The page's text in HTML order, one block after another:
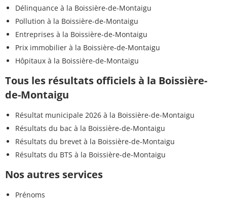
Délinquance à la Boissière-de-Montaigu
Pollution à la Boissière-de-Montaigu
Entreprises à la Boissière-de-Montaigu
Prix immobilier à la Boissière-de-Montaigu
Hôpitaux à la Boissière-de-Montaigu
Tous les résultats officiels à la Boissière-
de-Montaigu
Résultat municipale 2026 à la Boissière-de-Montaigu
Résultats du bac à la Boissière-de-Montaigu
Résultats du brevet à la Boissière-de-Montaigu
Résultats du BTS à la Boissière-de-Montaigu
Nos autres services
Prénoms